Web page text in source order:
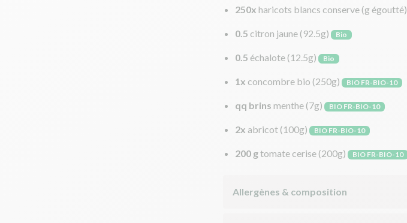
250x haricots blancs conserve (g égoutté)
0.5 citron jaune (92.5g) Bio
0.5 échalote (12.5g) Bio
1x concombre bio (250g) BIO FR-BIO-10
qq brins menthe (7g) BIO FR-BIO-10
2x abricot (100g) BIO FR-BIO-10
200 gtomate cerise (200g) BIO FR-BIO-10
Allergènes & composition